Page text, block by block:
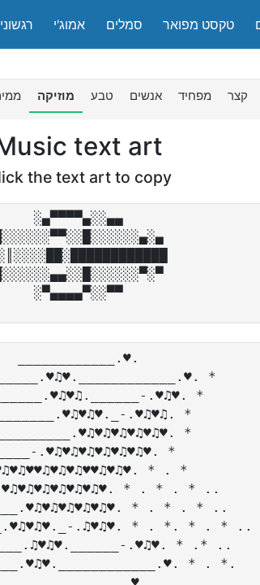
אמוג'י סמלים טקסט מפואר
מוזיקה טבע אנשים מפחיד קצר
text art
the text art to copy
░▄▀▀▀▀▄░░▄▄
█░░░░░░▀▀░░█░░░░░░▄░▄
█░░░░░░▄▄░░█░░░░░░▀░▀
____________.♥.
*
.♥♫♥. *
.♥♫♥♫. *
*
.♥♫♥♫♥♫♥♫♥♫♥♫♥. *
* . *
.♥♫♥♫♥♫♥♫♥♫♥♫♥. * . * . * ..
* . * . * ..
.♫♥♫♥. * . *. * . * ..
.♥♫♥. * .* ..
* . *.